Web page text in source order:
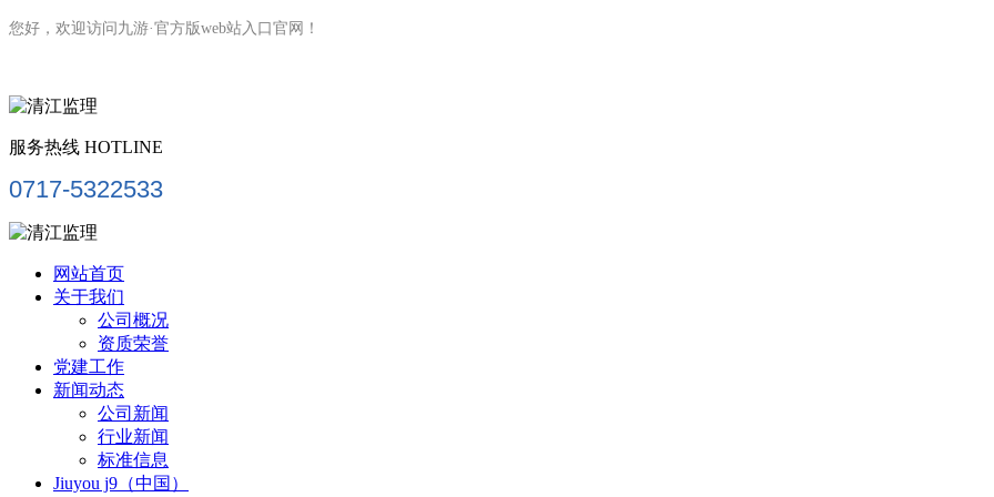
您好，欢迎访问九游·官方版web站入口官网！
服务热线 HOTLINE
0717-5322533
网站首页
关于我们
公司概况
资质荣誉
党建工作
新闻动态
公司新闻
行业新闻
标准信息
Jiuyou j9（中国）